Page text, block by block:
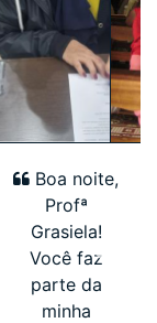
Boa noite,
Profª
Grasiela!
Você faz
parte da
minha